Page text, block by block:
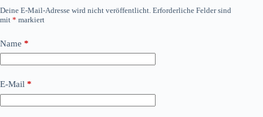
Deine E-Mail-Adresse wird nicht veröffentlicht. Erforderliche Felder sind
mit * markiert
Name *
E-Mail *